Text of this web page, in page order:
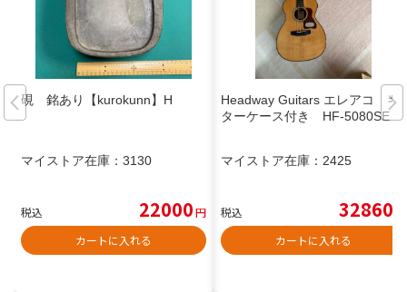
硯 銘あり【kurokunn】H
マイストア在庫： 3130
税込 22000円
カートに入れる
Headway Guitars エレアコ ギ
ターケース付き HF-5080SE
マイストア在庫： 2425
税込 32860
カートに入れる